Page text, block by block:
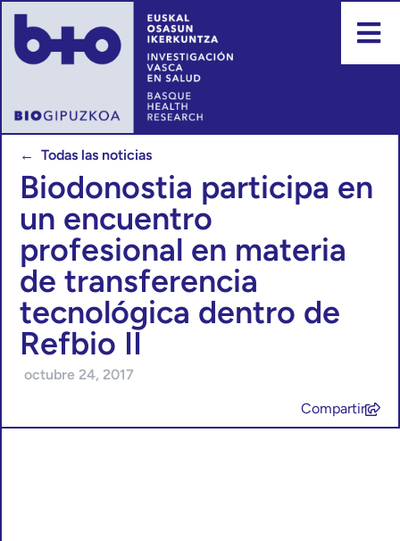
← Todas las noticias
Biodonostia participa en
un encuentro
profesional en materia
de transferencia
tecnológica dentro de
Refbio II
octubre 24, 2017
Compartir